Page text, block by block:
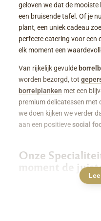
geloven we dat de
een bruisende tafel. Of je
plant, een uniek cadeau
perfecte catering voor een
elk moment een
Van rijkelijk gevulde
worden bezorgd, tot
borrelplanken met een
premium delicatessen met
we doen kijken we verder
aan een positievesocial
Onze
moment de
Luxe Borrelboxen &